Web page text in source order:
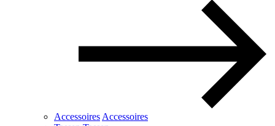
Accessoires Accessoires